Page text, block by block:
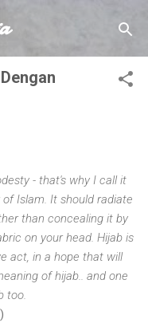
- that's why I call it
Islam. It should radiate
than concealing it by
on your head. Hijab is
act, in a hope that will
of hijab.. and one
too.